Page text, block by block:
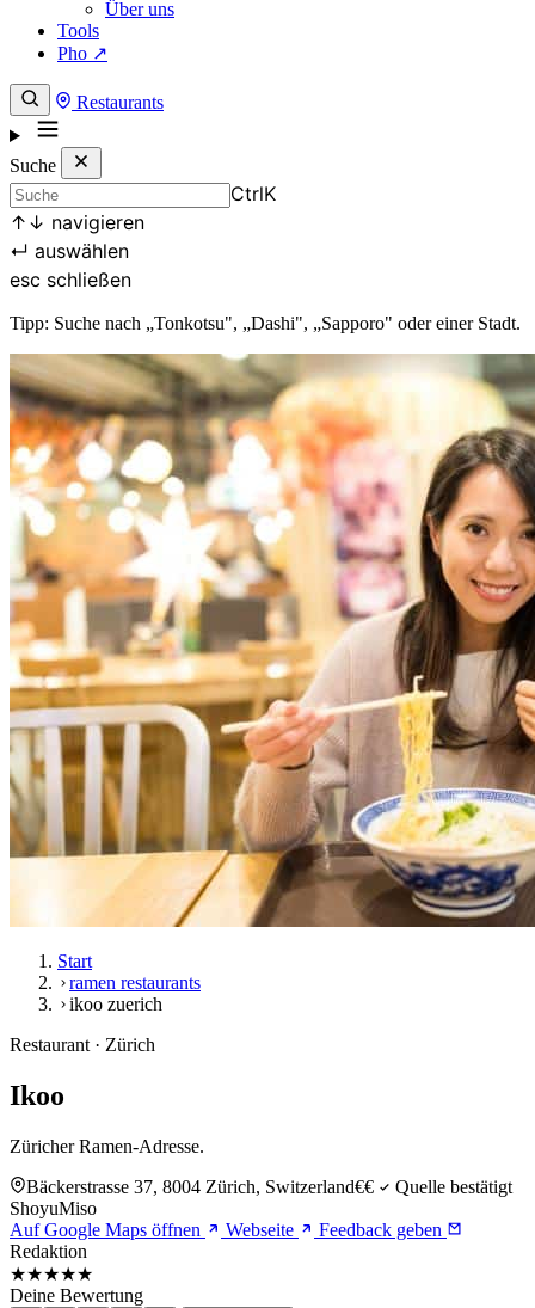
Über uns
Tools
Pho ↗
Restaurants
Suche
CtrlK
↑ ↓ navigieren
↵ auswählen
esc schließen
Tipp: Suche nach „Tonkotsu", „Dashi", „Sapporo" oder einer Stadt.
Start
ramen restaurants
ikoo zuerich
Restaurant · Zürich
Ikoo
Züricher Ramen-Adresse.
Bäckerstrasse 37, 8004 Zürich, Switzerland€€
Quelle bestätigt
ShoyuMiso
Auf Google Maps öffnen
Webseite
Feedback geben
Redaktion
★★★★★
Deine Bewertung